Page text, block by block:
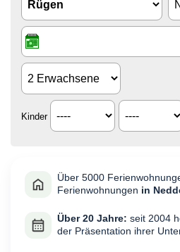
Kinder
Über 5000
Ferienwohnungen in
Über 20 Jahre: seit 2004
der Präsentation ihrer